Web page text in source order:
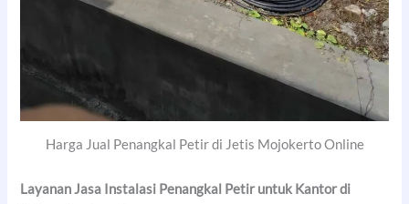
Harga Jual Penangkal Petir di Jetis Mojokerto Online
Layanan Jasa Instalasi Penangkal Petir untuk Kantor di